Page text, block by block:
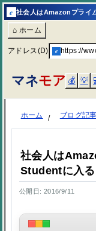
e
⌂ ホーム
アドレス(D) e https://
マネモア 💰 💡
ホーム ブログ記
社会人は
Studentに入る
公開日: 2016/9/11